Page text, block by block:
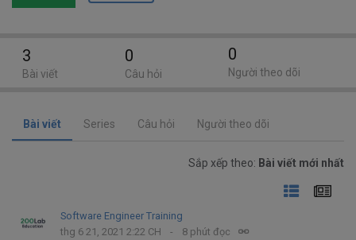
Bài viết Series Câu hỏi Người theo dõi
Sắp xếp theo: Bài viết mới nhất
Software Engineer Training
thg 6 21, 2021 2:22 CH
8 phút đọc
3
Bài viết
0
Câu hỏi
0
Người theo dõi